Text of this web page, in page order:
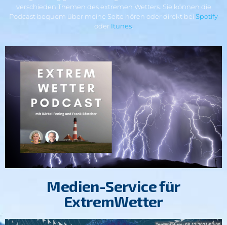
verschieden Themen des extremen Wetters. Sie können die
Podcast bequem über meine Seite hören oder direkt bei Spotify
oder Itunes.
Medien-Service für
ExtremWetter